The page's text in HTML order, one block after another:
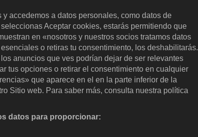
accedemos a datos personales, como datos de
Aceptar cookies, estarás permitiendo que
en «nosotros y nuestros socios tratamos datos
o retiras tu consentimiento, los deshabilitarás.
anuncios que ves podrían dejar de ser relevantes
tus opciones o retirar el consentimiento en cualquier
que aparece en el en la parte inferior de la
Sitio web. Para saber más, consulta nuestra política
datos para proporcionar: